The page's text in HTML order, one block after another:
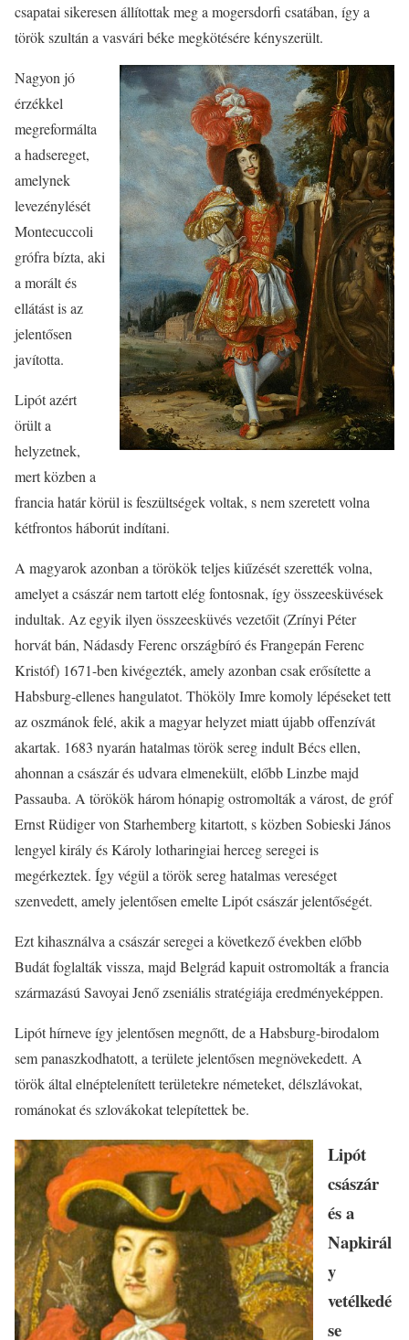
csapatai sikeresen állítottak meg a mogersdorfi csatában, így a
török szultán a vasvári béke megkötésére kényszerült.
Nagyon jó
érzékkel
megreformálta
a hadsereget,
amelynek
levezénylését
Montecuccoli
grófra bízta, aki
a morált és
ellátást is az
jelentősen
javította.
Lipót azért
örült a
helyzetnek,
mert közben a
francia határ körül is feszültségek voltak, s nem szeretett volna
kétfrontos háborút indítani.
A magyarok azonban a törökök teljes kiűzését szerették volna,
amelyet a császár nem tartott elég fontosnak, így összeesküvések
indultak. Az egyik ilyen összeesküvés vezetőit (Zrínyi Péter
horvát bán, Nádasdy Ferenc országbíró és Frangepán Ferenc
Kristóf) 1671-ben kivégezték, amely azonban csak erősítette a
Habsburg-ellenes hangulatot. Thököly Imre komoly lépéseket tett
az oszmánok felé, akik a magyar helyzet miatt újabb offenzívát
akartak. 1683 nyarán hatalmas török sereg indult Bécs ellen,
ahonnan a császár és udvara elmenekült, előbb Linzbe majd
Passauba. A törökök három hónapig ostromolták a várost, de gróf
Ernst Rüdiger von Starhemberg kitartott, s közben Sobieski János
lengyel király és Károly lotharingiai herceg seregei is
megérkeztek. Így végül a török sereg hatalmas vereséget
szenvedett, amely jelentősen emelte Lipót császár jelentőségét.
Ezt kihasználva a császár seregei a következő években előbb
Budát foglalták vissza, majd Belgrád kapuit ostromolták a francia
származású Savoyai Jenő zseniális stratégiája eredményeképpen.
Lipót hírneve így jelentősen megnőtt, de a Habsburg-birodalom
sem panaszkodhatott, a területe jelentősen megnövekedett. A
török által elnéptelenített területekre németeket, délszlávokat,
románokat és szlovákokat telepítettek be.
Lipót
császár
és a
Napkirál
y
vetélkedé
se